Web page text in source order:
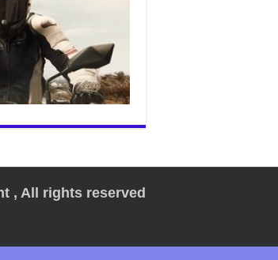
, All rights reserved